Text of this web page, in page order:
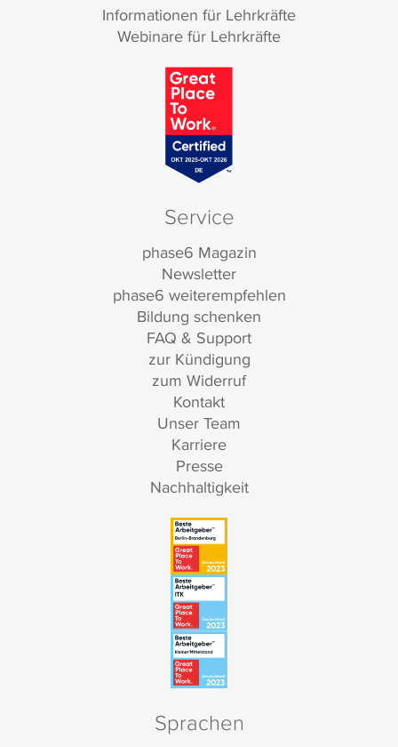
Informationen für Lehrkräfte
Webinare für Lehrkräfte
Service
phase6 Magazin
Newsletter
phase6 weiterempfehlen
Bildung schenken
FAQ & Support
zur Kündigung
zum Widerruf
Kontakt
Unser Team
Karriere
Presse
Nachhaltigkeit
Sprachen